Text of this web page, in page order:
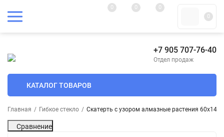
0 0
0
0
+7 905 707-76-40
Отдел продаж
КАТАЛОГ ТОВАРОВ
Главная / Гибкое стекло / Скатерть с узором алмазные растения
Сравнение